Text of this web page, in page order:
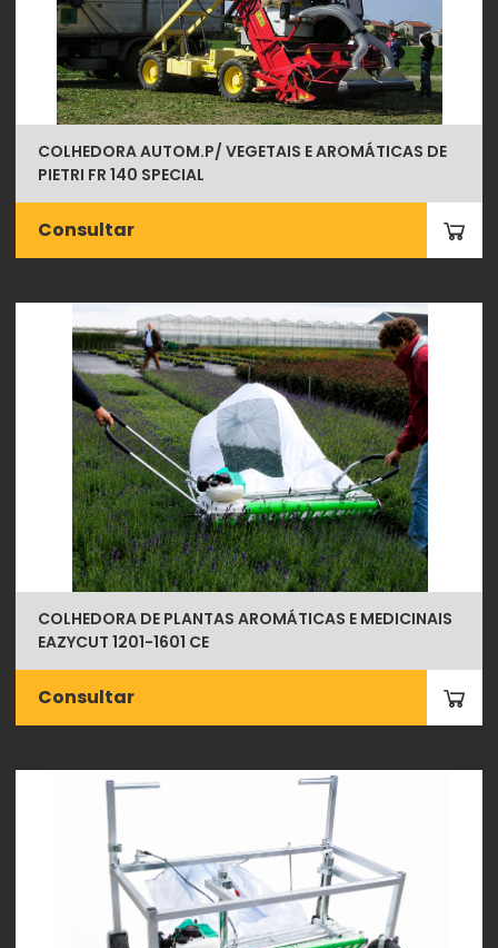
COLHEDORA AUTOM.P/ VEGETAIS E AROMÁTICAS DE
PIETRI FR 140 SPECIAL
Consultar
COLHEDORA DE PLANTAS AROMÁTICAS E MEDICINAIS
EAZYCUT 1201-1601 CE
Consultar